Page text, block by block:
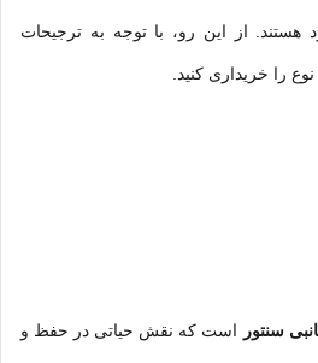
هستند. از این رو، با توجه به ترجیحات
را خریداری کنید.
سنتور است که نقش حیاتی در حفظ و